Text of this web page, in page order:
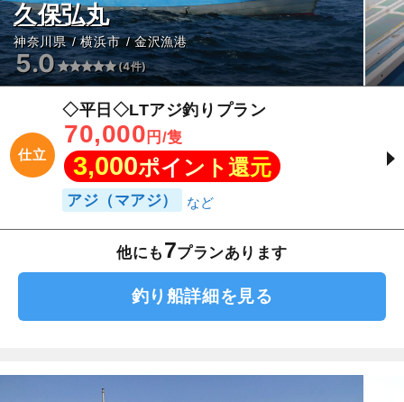
久保弘丸
神奈川県 横浜市 金沢漁港
5.0 (4件)
仕立
◇平日◇LTアジ釣りプラン
70,000 円/隻
3,000ポイント還元
アジ（マアジ）
他にも 7プランあります
釣り船詳細を見る